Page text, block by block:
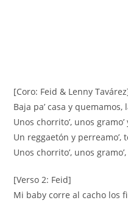
[Coro: Feid & Lenny
Baja pa’ casa y
Unos chorrito’, unos
Un reggaetón y perreamo’,
Unos chorrito’, unos
[Verso 2: Feid]
Mi baby corre al cacho los